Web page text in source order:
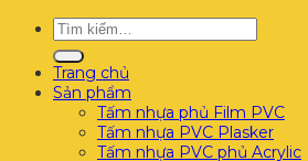
Tìm
kiếm:
Trang chủ
Sản phẩm
Tấm nhựa phủ Film PVC
Tấm nhựa PVC Plasker
Tấm nhựa PVC phủ Acrylic